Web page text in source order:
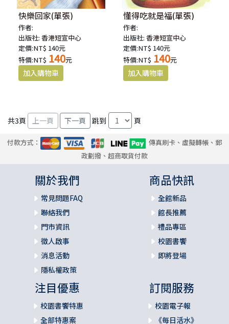
快樂回家(單張)
作者:
出版社:香港短宣中心
定價:NT$ 140元
特價:NT$ 140元
懂得吃就是福(單張)
作者:
出版社:香港短宣中心
定價:NT$ 140元
特價:NT$ 140元
共3頁 跳到 頁
付款方式：
傳真刷卡、虛擬轉帳、郵
政劃撥、超商取貨付款
關於我們
常見問題FAQ
聯絡我們
門市資訊
徵人啟事
消息活動
隱私權政策
商品快訊
全館新品
館長推薦
禮品專區
校園書饗
即將登場
注目優惠
校園書饗特惠
全部特惠案
訂閱服務
校園電子報
《每日活水》